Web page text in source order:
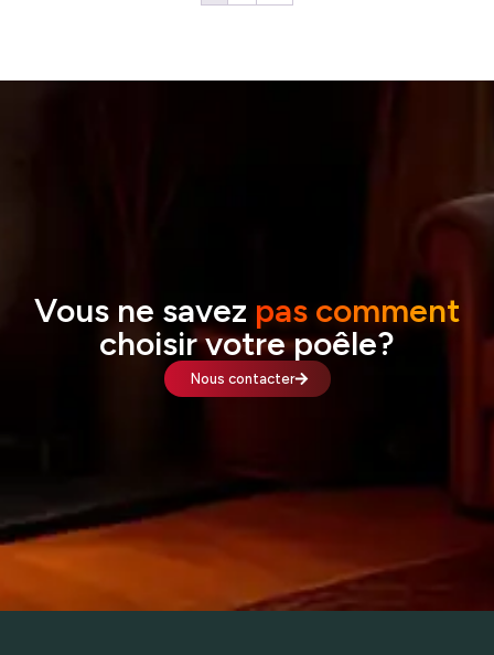
Vous ne savez pas comment
choisir votre poêle?
Nous contacter